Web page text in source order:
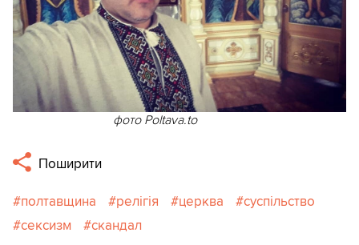
фото Poltava.to
Поширити
полтавщина релігія церква
суспільство
сексизм
скандал